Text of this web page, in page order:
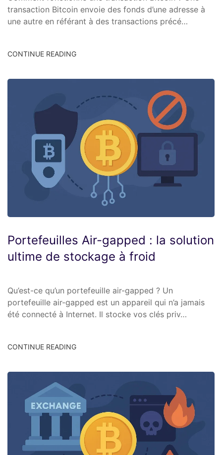
transaction Bitcoin envoie des fonds d’une adresse à
une autre en référant à des transactions précé…
CONTINUE READING
Portefeuilles Air-gapped : la solution
ultime de stockage à froid
Qu’est-ce qu’un portefeuille air-gapped ? Un
portefeuille air-gapped est un appareil qui n’a jamais
été connecté à Internet. Il stocke vos clés priv…
CONTINUE READING